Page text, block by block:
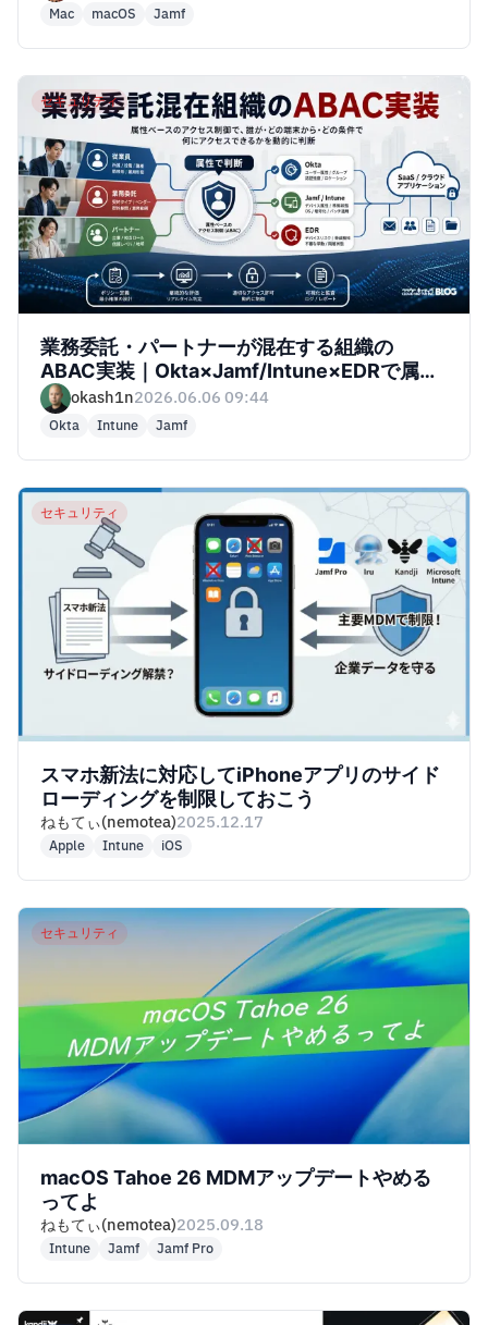
Mac macOS Jamf
セキュリティ
業務委託・パートナーが混在する組織の
ABAC実装｜Okta×Jamf/Intune×EDRで属性
ベースアクセス制御を運用に落とす
okash1n2026.06.06 09:44
Okta Intune Jamf
セキュリティ
スマホ新法に対応してiPhoneアプリのサイド
ローディングを制限しておこう
ねもてぃ(nemotea)2025.12.17
Apple Intune iOS
セキュリティ
macOS Tahoe 26 MDMアップデートやめる
ってよ
ねもてぃ(nemotea)2025.09.18
Intune Jamf Jamf Pro